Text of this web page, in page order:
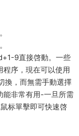
9直接啓動。一些
程序，現在可以使用
換，而無需手動選擇
能非常有用-一旦所需
标單擊即可快速啓